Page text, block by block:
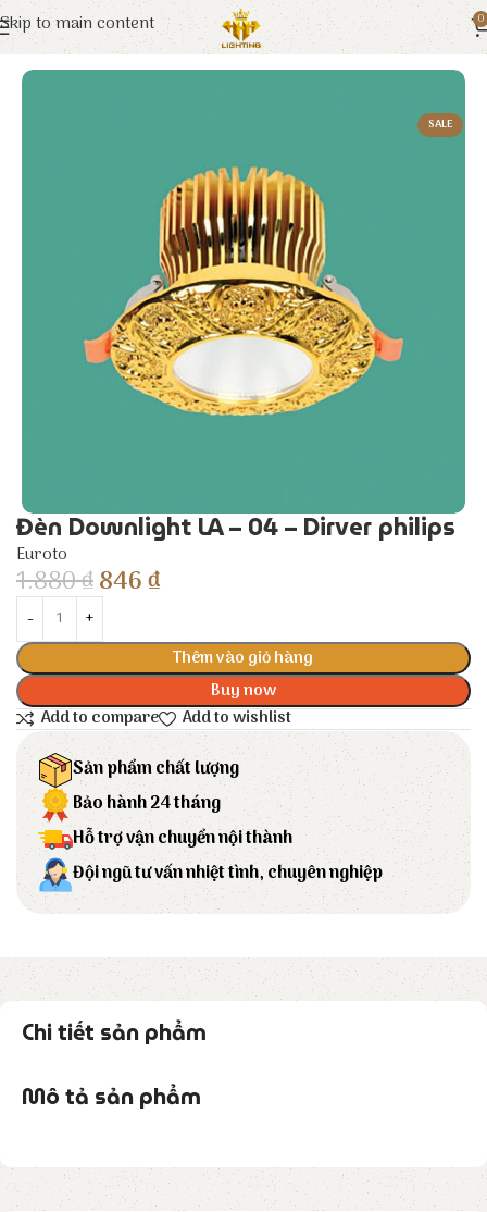
Skip to main content 0
Trang chủ Euroto Đèn LED
SALE
Đèn Downlight LA – 04 – Dirver philips
Euroto
1.880₫846₫
Thêm vào giỏ hàng
Buy now
Add to compare
Add to wishlist
Sản phẩm chất lượng
Bảo hành 24 tháng
Hỗ trợ vận chuyển nội thành
Đội ngũ tư vấn nhiệt tình, chuyên nghiệp
Chi tiết sản phẩm
Mô tả sản phẩm